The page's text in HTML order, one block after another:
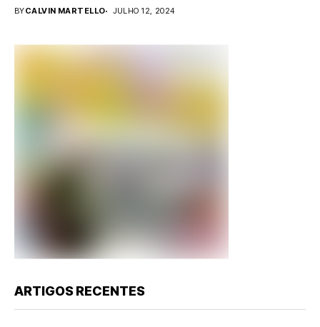
BYCALVIN MARTELLO JULHO 12, 2024
ARTIGOS RECENTES